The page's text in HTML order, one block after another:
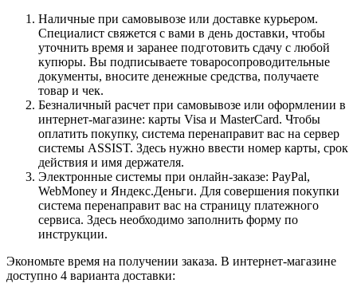
Наличные при самовывозе или доставке курьером.
Специалист свяжется с вами в день доставки, чтобы
уточнить время и заранее подготовить сдачу с любой
купюры. Вы подписываете товаросопроводительные
документы, вносите денежные средства, получаете
товар и чек.
Безналичный расчет при самовывозе или оформлении в
интернет-магазине: карты Visa и MasterCard. Чтобы
оплатить покупку, система перенаправит вас на сервер
системы ASSIST. Здесь нужно ввести номер карты, срок
действия и имя держателя.
Электронные системы при онлайн-заказе: PayPal,
WebMoney и Яндекс.Деньги. Для совершения покупки
система перенаправит вас на страницу платежного
сервиса. Здесь необходимо заполнить форму по
инструкции.
Экономьте время на получении заказа. В интернет-магазине
доступно 4 варианта доставки: